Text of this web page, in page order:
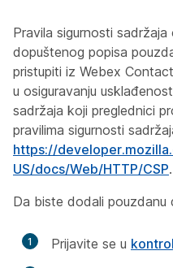
Pravila sigurnosti
dopuštenog popisa
pristupiti iz Webex
u osiguravanju
sadržaja koji preglednici
pravilima sigurnosti
https://
US/docs/Web/HTTP/CSP.
Da biste dodali pouzdanu
1 Prijavite se u